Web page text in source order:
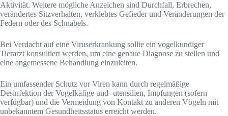
Aktivität. Weitere mögliche Anzeichen sind Durchfall, Erbrechen,
verändertes Sitzverhalten, verklebtes Gefieder und Veränderungen der
Federn oder des Schnabels.
Bei Verdacht auf eine Viruserkrankung sollte ein vogelkundiger
Tierarzt konsultiert werden, um eine genaue Diagnose zu stellen und
eine angemessene Behandlung einzuleiten.
Ein umfassender Schutz vor Viren kann durch regelmäßige
Desinfektion der Vogelkäfige und -utensilien, Impfungen (sofern
verfügbar) und die Vermeidung von Kontakt zu anderen Vögeln mit
unbekanntem Gesundheitsstatus erreicht werden.